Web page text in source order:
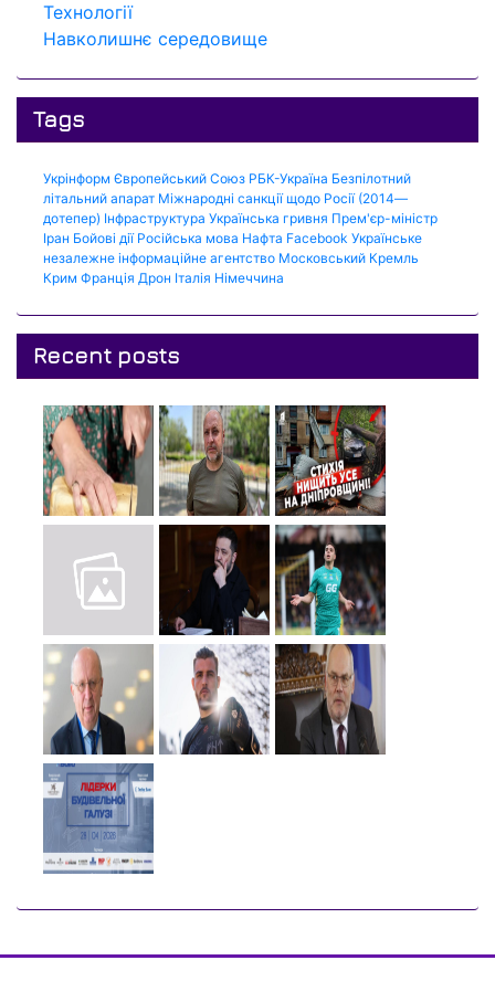
Технології
Навколишнє середовище
Tags
Укрінформ Європейський Союз РБК-Україна Безпілотний
літальний апарат Міжнародні санкції щодо Росії (2014—
дотепер) Інфраструктура Українська гривня Прем'єр-міністр
Іран Бойові дії Російська мова Нафта Facebook Українське
незалежне інформаційне агентство Московський Кремль
Крим Франція Дрон Італія Німеччина
Recent posts